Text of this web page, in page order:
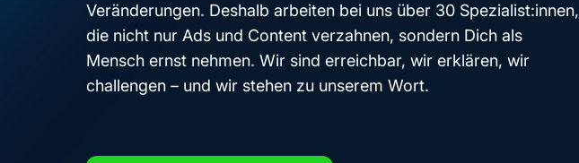
Veränderungen. Deshalb arbeiten bei uns über 30 Spezialist:innen,
die nicht nur Ads und Content verzahnen, sondern Dich als
Mensch ernst nehmen. Wir sind erreichbar, wir erklären, wir
challengen – und wir stehen zu unserem Wort.